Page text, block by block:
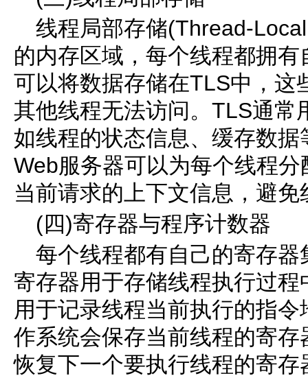
线程局部存储(Thread-
的内存区域，每个线程都拥
可以将数据存储在TLS中，这
其他线程无法访问。TLS通常
如线程的状态信息、缓存数
Web服务器可以为每个线程
当前请求的上下文信息，避
(四)寄存器与程序计数器
每个线程都有自己的寄存
寄存器用于存储线程执行过
用于记录线程当前执行的指
作系统会保存当前线程的寄
恢复下一个要执行线程的寄